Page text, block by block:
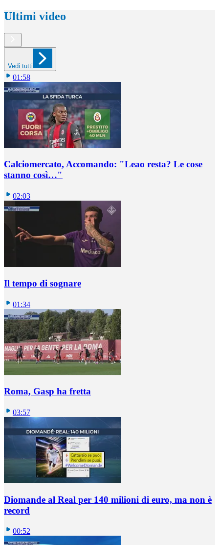
Ultimi video
Vedi tutti
01:58
Calciomercato, Accomando: "Leao resta? Le cose
stanno così…"
02:03
Il tempo di sognare
01:34
Roma, Gasp ha fretta
03:57
Diomande al Real per 140 milioni di euro, ma non è
record
00:52